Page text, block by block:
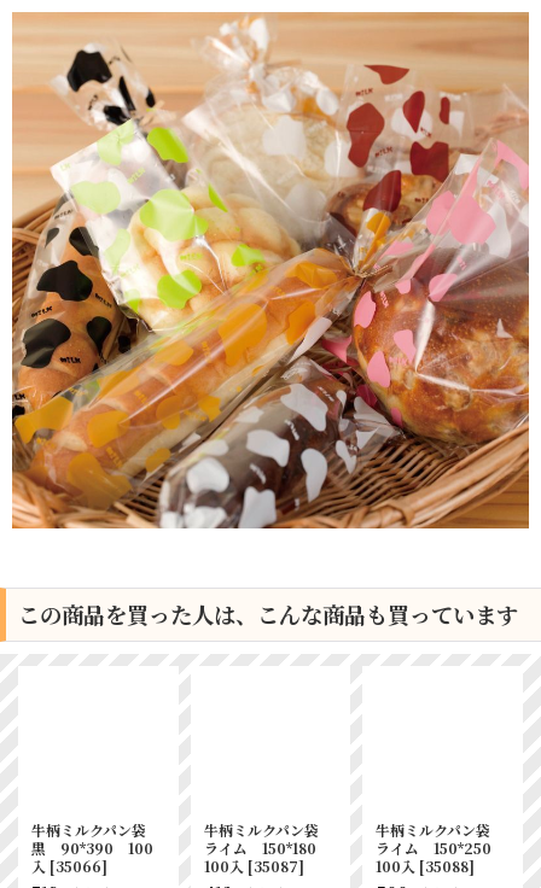
この商品を買った人は、こんな商品も買っています
牛柄ミルクパン袋
黒 90*390 100
入 [35066]
牛柄ミルクパン袋
ライム 150*180
100入 [35087]
牛柄ミルクパン袋
ライム 150*250
100入 [35088]